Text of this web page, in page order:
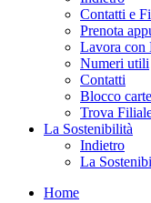
Contatti e
Prenota
Lavora con
Numeri utili
Contatti
Blocco carte
Trova
La Sostenibilità
Indietro
La
Home